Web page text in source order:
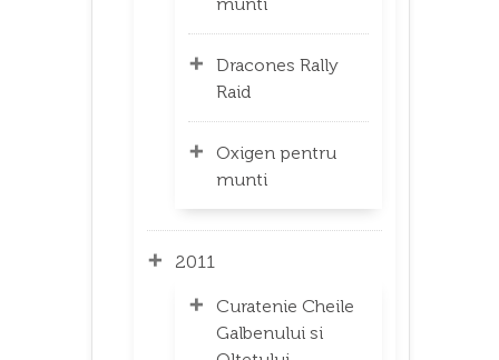
Dracones Rally
Raid
Oxigen pentru
munti
2011
Curatenie Cheile
Galbenului si